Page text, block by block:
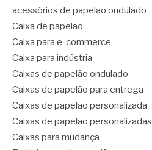
acessórios de papelão ondulado
Caixa de papelão
Caixa para e-commerce
Caixa para indústria
Caixas de papelão ondulado
Caixas de papelão para entrega
Caixas de papelão personalizada
Caixas de papelão personalizadas
Caixas para mudança